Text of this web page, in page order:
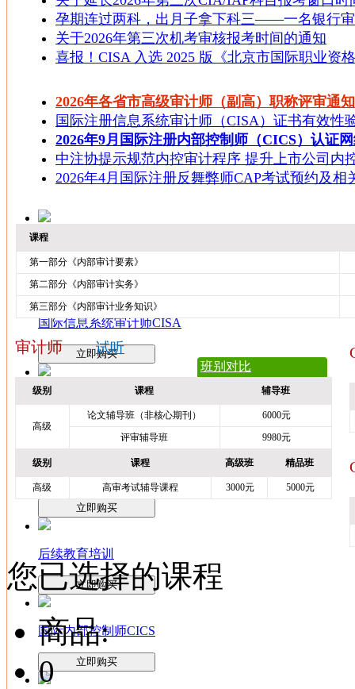
孕期连过两科，出月子拿下科三——一名银行
关于2026年第三次机考审核报考时间的通知
喜报！CISA 入选 2025 版《北京市国际职业资
2026年各省市高级审计师（副高）职称评审通知
国际注册信息系统审计师（CISA）证书有效性
2026年9月国际注册内部控制师（CICS）认证
中注协提示规范内控审计程序 提升上市公司内
2026年4月国际注册反舞弊师CAP考试预约及
国际注册内部审计师考试（CIA考试）
立即购买
国际信息系统审计师CISA
立即购买
审计师职称考试辅导课程
立即购买
法务会计师FCPA
立即购买
后续教育培训
立即购买
国际内部控制师CICS
立即购买
课程
第一部分《内部审计要素》
第二部分《内部审计实务》
第三部分《内部审计业务知识》
审计师 试听
班别对比
级别 课程 辅导班
高级
论文辅导班（非核心期刊）
6000元
评审辅导班
9980元
级别 课程 高级班 精品班
高级 高审考试辅导课程 3000元 5000元
您已选择的课程
商品:
0